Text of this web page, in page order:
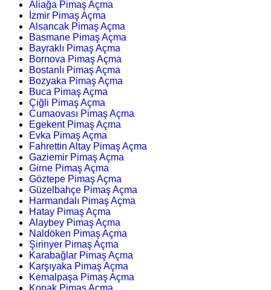
Aliağa Pimaş Açma
İzmir Pimaş Açma
Alsancak Pimaş Açma
Basmane Pimaş Açma
Bayraklı Pimaş Açma
Bornova Pimaş Açma
Bostanlı Pimaş Açma
Bozyaka Pimaş Açma
Buca Pimaş Açma
Çiğli Pimaş Açma
Cumaovası Pimaş Açma
Egekent Pimaş Açma
Evka Pimaş Açma
Fahrettin Altay Pimaş Açma
Gaziemir Pimaş Açma
Girne Pimaş Açma
Göztepe Pimaş Açma
Güzelbahçe Pimaş Açma
Harmandalı Pimaş Açma
Hatay Pimaş Açma
Alaybey Pimaş Açma
Naldöken Pimaş Açma
Şirinyer Pimaş Açma
Karabağlar Pimaş Açma
Karşıyaka Pimaş Açma
Kemalpaşa Pimaş Açma